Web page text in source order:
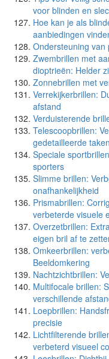
voor blinden en
Hoe kan je als
aanbiedingen
Ondersteuning van
Zwembrillen met
dioptrieën: Helder
Zonnebrillen met
Verrekijkerbrillen:
afstand
Verduisterende
Telescoopbrillen:
gedetailleerde taken
Speciale
sporters
Slimme brillen:
onafhankelijkheid
Prismabrillen:
verbeterde visuele
Overzetbrillen:
eigen bril af te
Omkeerbrillen:
Beeldomkering
Nachtzichtbrillen:
Multifocale brillen:
verschillende
Loepbrillen:
precisie
Lichtfilterende
verbeterd visueel